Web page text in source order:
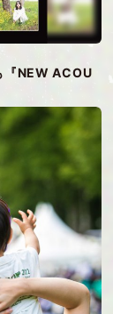
『NEW ACOU